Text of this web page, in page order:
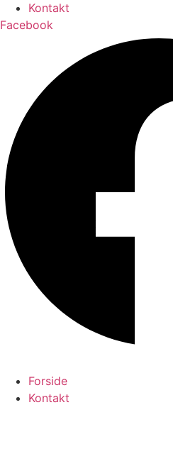
Kontakt
Facebook
Forside
Kontakt